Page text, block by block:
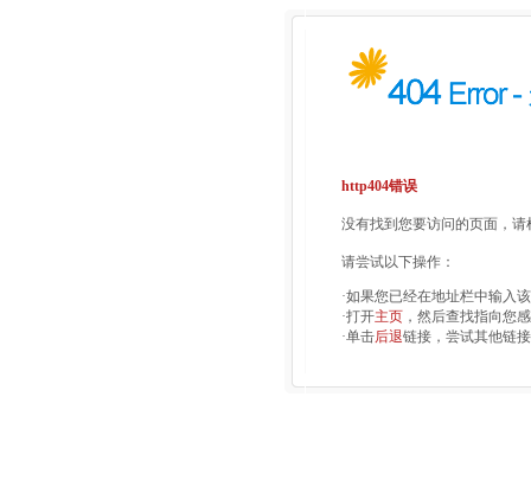
http404错误
没有找到您要访问的页面，
请尝试以下操作：
·如果您已经在地址栏中输入
·打开主页 ，然后查找指向您
·单击后退链接，尝试其他链